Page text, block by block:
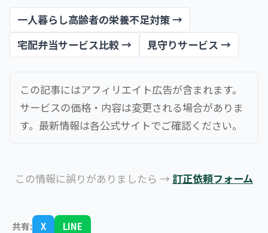
一人暮らし高齢者の栄養不足対策 →
宅配弁当サービス比較 →
見守りサービス →
この記事にはアフィリエイト広告が含まれます。
サービスの価格・内容は変更される場合がありま
す。最新情報は各公式サイトでご確認ください。
この情報に誤りがありましたら → 訂正依頼フォーム
共有: X LINE